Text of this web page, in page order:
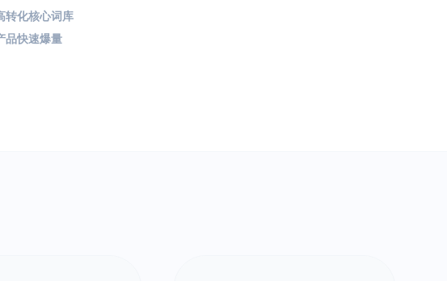
转化核心词库
品快速爆量